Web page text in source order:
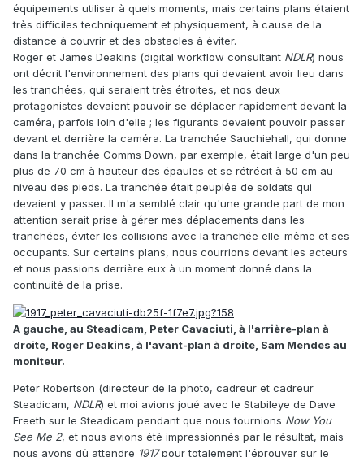
équipements utiliser à quels moments, mais certains plans étaient
très difficiles techniquement et physiquement, à cause de la
distance à couvrir et des obstacles à éviter.
Roger et James Deakins (digital workflow consultant NDLR) nous
ont décrit l'environnement des plans qui devaient avoir lieu dans
les tranchées, qui seraient très étroites, et nos deux
protagonistes devaient pouvoir se déplacer rapidement devant la
caméra, parfois loin d'elle ; les figurants devaient pouvoir passer
devant et derrière la caméra. La tranchée Sauchiehall, qui donne
dans la tranchée Comms Down, par exemple, était large d'un peu
plus de 70 cm à hauteur des épaules et se rétrécit à 50 cm au
niveau des pieds. La tranchée était peuplée de soldats qui
devaient y passer. Il m'a semblé clair qu'une grande part de mon
attention serait prise à gérer mes déplacements dans les
tranchées, éviter les collisions avec la tranchée elle-même et ses
occupants. Sur certains plans, nous courrions devant les acteurs
et nous passions derrière eux à un moment donné dans la
continuité de la prise.
A gauche, au Steadicam, Peter Cavaciuti, à l'arrière-plan à
droite, Roger Deakins, à l'avant-plan à droite, Sam Mendes au
moniteur.
Peter Robertson (directeur de la photo, cadreur et cadreur
Steadicam, NDLR) et moi avions joué avec le Stabileye de Dave
Freeth sur le Steadicam pendant que nous tournions Now You
See Me 2, et nous avions été impressionnés par le résultat, mais
nous avons dû attendre 1917pour totalement l'éprouver sur le